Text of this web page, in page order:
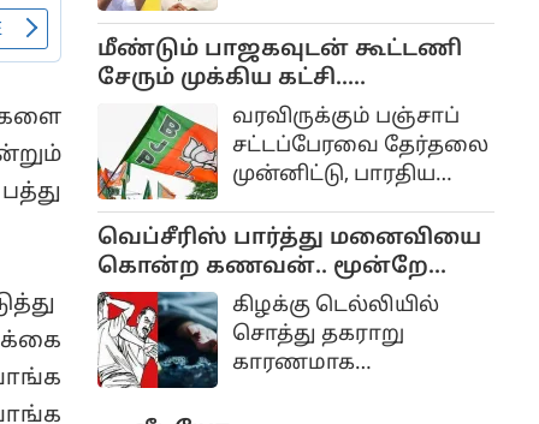
நேற்று வேளாண் சட்டம்
தாக்கல் செய்யப்பட்டது.
இன்று இரண்டு
பட்ஜெட்டுகள்
தொடர்பான
விவாதங்கள்
நடைபெற்றது.
மீண்டும் பாஜகவுடன் கூட்டணி
சேரும் முக்கிய கட்சி..
பஞ்சாபிலும் ஆட்சியை
பிடித்துவிடுமோ?
வரவிருக்கும் பஞ்சாப்
சட்டப்பேரவை தேர்தலை
முன்னிட்டு, பாரதிய
சிரோமணி அகாலி
தளமும் மீண்டும்
கூட்டணி அமைப்பது
குறித்து ஆலோசித்து
வருவதாக தகவல்கள்
வெளியாகியுள்ளன.
வெப்சீரிஸ் பார்த்து மனைவியை
கொன்ற கணவன்.. மூன்றே
நாளில் கைது..!கிழக்கு டெல்லியில்
சொத்து தகராறு
காரணமாக